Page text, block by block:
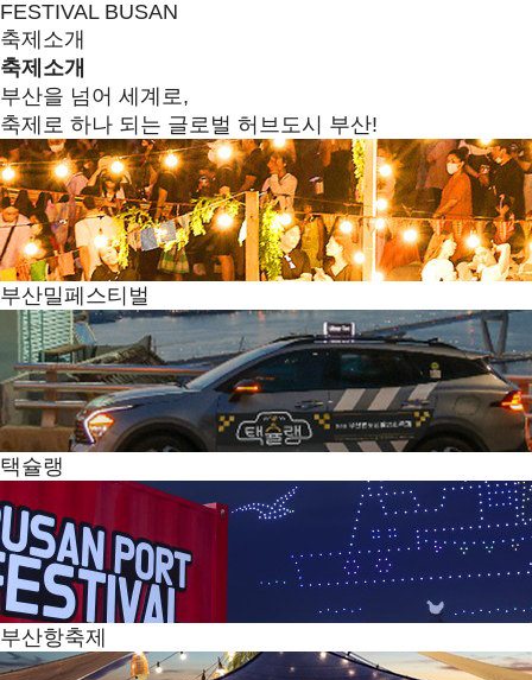
FESTIVAL BUSAN
축제소개
축제소개
부산을 넘어 세계로,
축제로 하나 되는 글로벌 허브도시 부산!
부산밀페스티벌
택슐랭
부산항축제